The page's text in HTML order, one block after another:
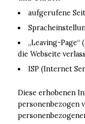
aufgerufene
„Leaving-
die Webseite
ISP (Internet
Diese erhobenen
personenbezogen